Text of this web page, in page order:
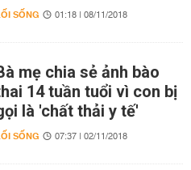
SỐNG 01:18 | 08/11/2018
mẹ chia sẻ ảnh bào
14 tuần tuổi vì con bị
là 'chất thải y tế'
SỐNG 07:37 | 02/11/2018